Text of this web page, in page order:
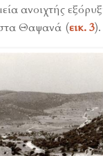
ανοιχτής
Θαψανά (εικ. 3).